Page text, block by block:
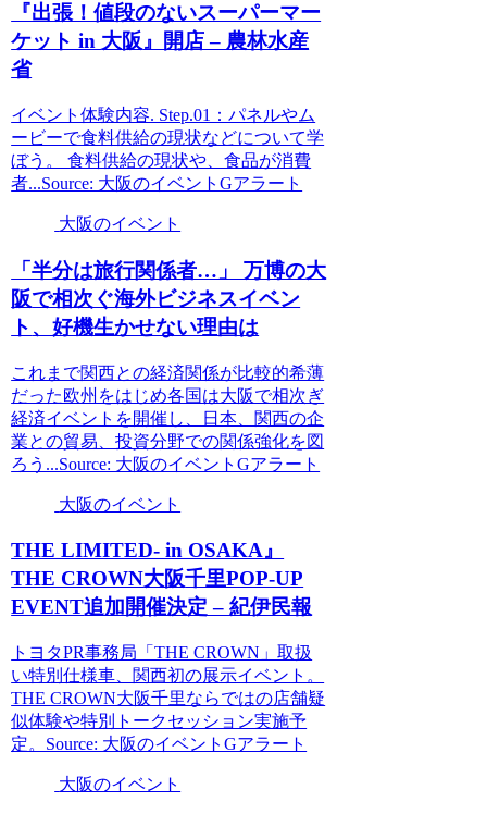
『出張！値段のないスーパーマー
ケット in 大阪』開店 – 農林水産
省
イベント体験内容. Step.01：パネルやム
ービーで食料供給の現状などについて学
ぼう。 食料供給の現状や、食品が消費
者...Source: 大阪のイベントGアラート
大阪のイベント
「半分は旅行関係者…」 万博の大
阪で相次ぐ海外ビジネスイベン
ト 、好機生かせない理由は
これまで関西との経済関係が比較的希薄
だった欧州をはじめ各国は大阪で相次ぎ
経済イベントを開催し、日本、関西の企
業との貿易、投資分野での関係強化を図
ろう...Source: 大阪のイベントGアラート
大阪のイベント
THE LIMITED- in OSAKA』
THE CROWN大阪千里POP-UP
EVENT追加開催決定 – 紀伊民報
トヨタPR事務局「THE CROWN」取扱
い特別仕様車、関西初の展示イベント。
THE CROWN大阪千里ならではの店舗疑
似体験や特別トークセッション実施予
定。Source: 大阪のイベントGアラート
大阪のイベント